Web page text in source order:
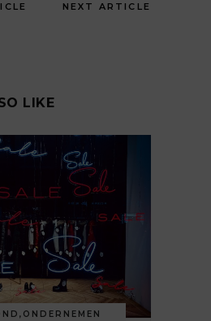
NEXT ARTICLE
LIKE
, ONDERNEMEN